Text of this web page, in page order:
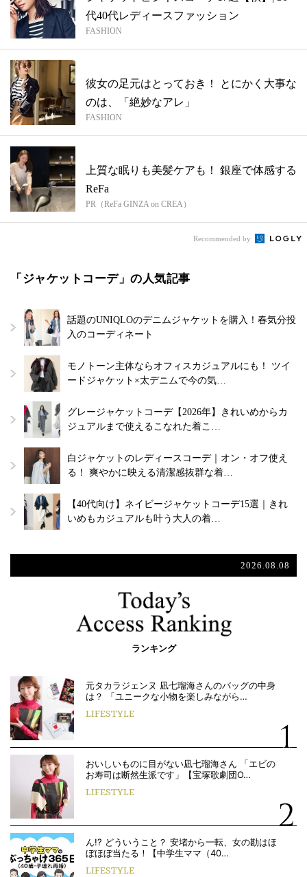
代40代レディースファッション
FASHION
彼女の足元はとっておき！ とにかく大事な
のは、「絶妙なアレ」
FASHION
上質な眠りも美髪ケアも！ 銀座で体感する
ReFa
PR（ReFa GINZA on CREA）
Recommended by
「ジャケットコーデ」の人気記事
話題のUNIQLOのデニムジャケットを購入！春気分投
入のコーディネート
モノトーン主体ならオフィスカジュアルにも！ ツイ
ードジャケット×太デニムで今の気…
グレージャケットコーデ【2026年】きれいめからカ
ジュアルまで使えるこなれた着こ…
白ジャケットのレディースコーデ｜オン・オフ使え
る！ 爽やかに映える清潔感抜群な着…
【40代向け】ネイビージャケットコーデ15選｜きれ
いめもカジュアルも叶う大人の着…
2026.08.08
ランキング
元タカラジェンヌ 凪七瑠海さんのバッグの中身
は？ 「ユニークな小物を楽しみながら…
LIFESTYLE
おいしいものに目がない凪七瑠海さん 「エビの
お寿司は断然生派です」【宝塚歌劇団O…
LIFESTYLE
ん!? どういうこと？ 安堵から一転、女の勘はほ
ぼほぼ当たる！【中学生ママ（40…
LIFESTYLE